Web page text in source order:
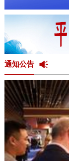
通知公告